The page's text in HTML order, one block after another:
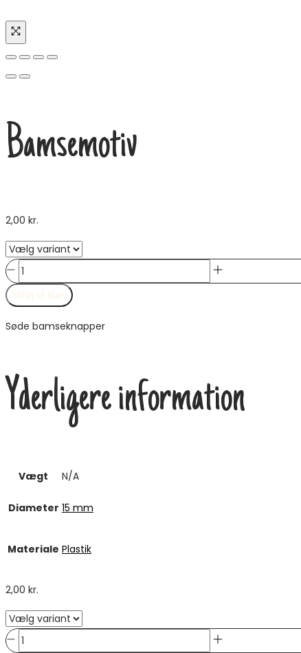
Bamsemotiv
2,00 kr.
Bamsemotiv
antal
Tilføj til kurv
Søde bamseknapper
Yderligere information
Vægt N/A
Diameter 15 mm
Materiale Plastik
2,00 kr.
Bamsemotiv